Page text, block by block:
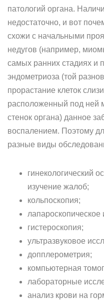
патологий органа.
недостаточно, и вот
схожи с начальными
недугов (например,
самых ранних стадиях и
эндометриоза (той
прорастание клеток
расположенный под ней
стенок органа) данное
воспалением. Поэтому
разные виды
гинекологический
изучение жалоб;
кольпоскопия;
лапароскопическое
гистероскопия;
ультразвуковое
допплерометрия;
компьютерная
лабораторные
анализ крови на